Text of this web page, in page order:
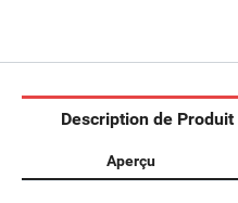
Description de Produit
Aperçu